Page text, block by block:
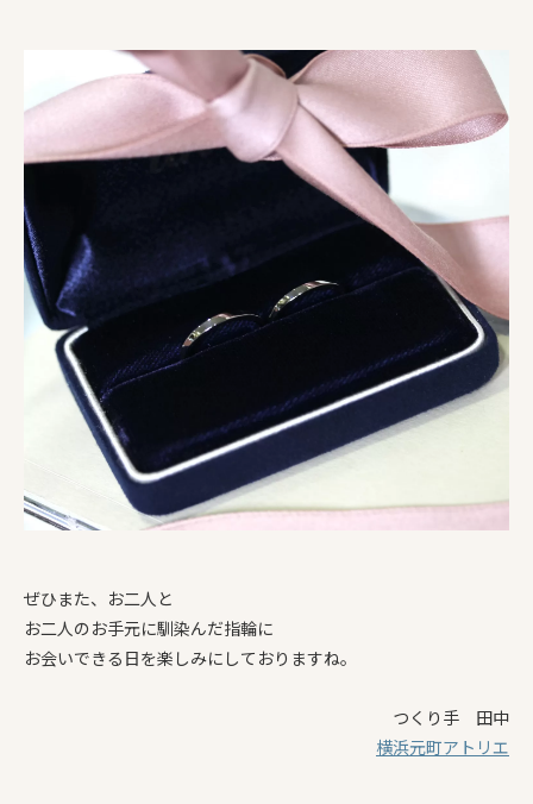
ぜひまた、 お二人 と
お二人 のお手元に馴染んだ指輪に
お会いできる日を楽しみにして おりますね。
つくり手 田中
横浜元町アトリエ